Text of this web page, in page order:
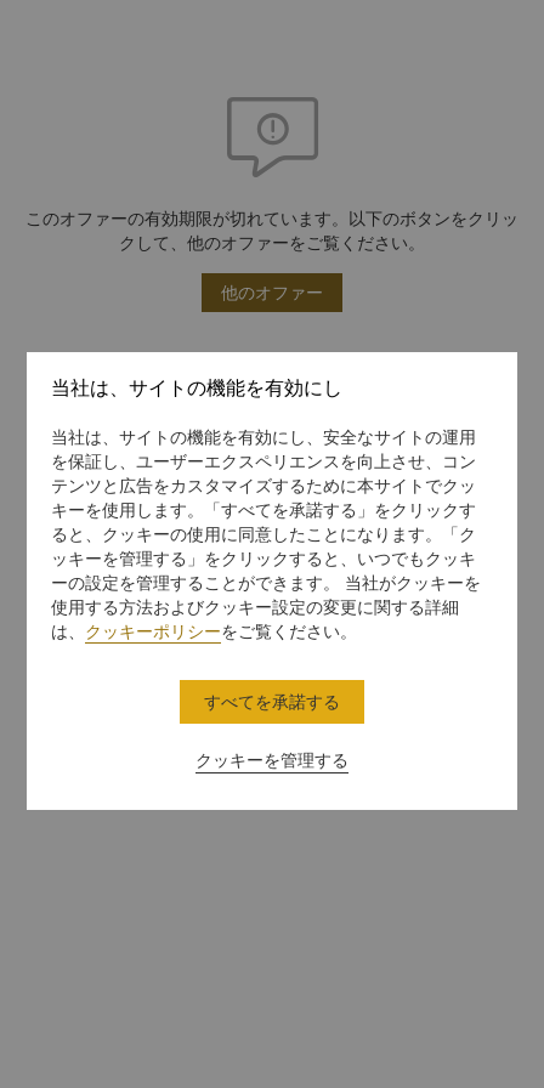
このオファーの有効期限が切れています。以下のボタンをクリッ
クして、他のオファーをご覧ください。
他のオファー
当社は、サイトの機能を有効にし
当社は、サイトの機能を有効にし、安全なサイトの運用
を保証し、ユーザーエクスペリエンスを向上させ、コン
テンツと広告をカスタマイズするために本サイトでクッ
キーを使用します。「すべてを承諾する」をクリックす
ると、クッキーの使用に同意したことになります。「ク
ッキーを管理する」をクリックすると、いつでもクッキ
ーの設定を管理することができます。 当社がクッキーを
使用する方法およびクッキー設定の変更に関する詳細
は、 クッキーポリシーをご覧ください。
クッキーを管理する
すべてを承諾する